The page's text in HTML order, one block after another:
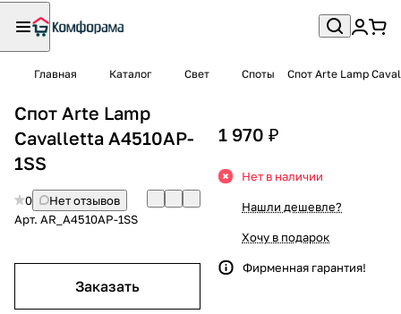
Главная Каталог Свет Споты Спот Arte Lamp
Спот Arte Lamp
Cavalletta A4510AP-
1SS
0
Нет отзывов
Арт. AR_A4510AP-1SS
Заказать
1 970 ₽
Нет в наличии
Нашли дешевле?
Хочу в подарок
Фирменная гарантия!